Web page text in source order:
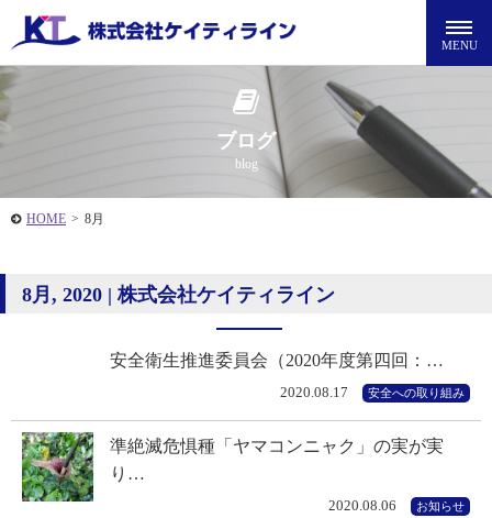
ブログ
blog
HOME > 8月
8月, 2020 | 株式会社ケイティライン
安全衛生推進委員会（2020年度第四回：…
2020.08.17 安全への取り組み
準絶滅危惧種「ヤマコンニャク」の実が実
り…
2020.08.06 お知らせ